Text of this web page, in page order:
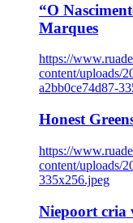
“O
Marques
https://
content/uploads/
a2bb0ce74d87-
Honest
https://
content/uploads/
335x256.jpeg
Niepoort cria